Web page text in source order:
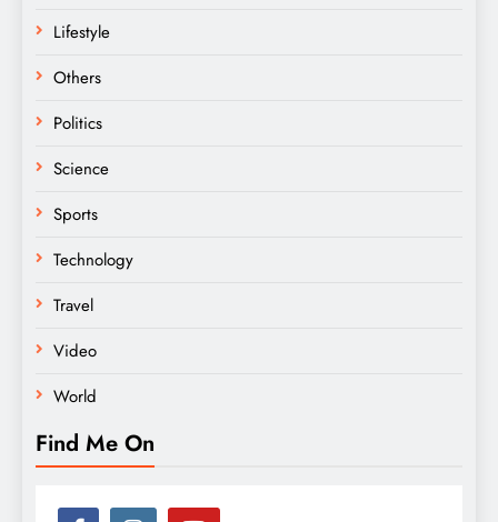
Lifestyle
Others
Politics
Science
Sports
Technology
Travel
Video
World
Find Me On